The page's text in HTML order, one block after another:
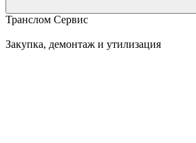
Транслом Сервис
Закупка, демонтаж и утилизация